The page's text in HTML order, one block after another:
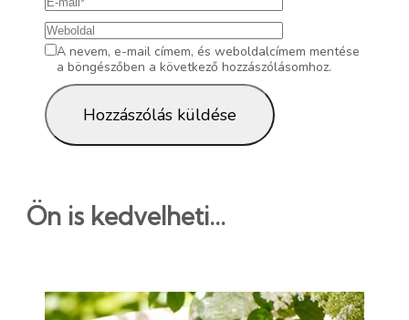
A nevem, e-mail címem, és weboldalcímem mentése
a böngészőben a következő hozzászólásomhoz.
Ön is kedvelheti...